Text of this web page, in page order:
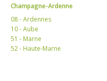
Champagne-Ardenne
08 - Ardennes
10 - Aube
51 - Marne
52 - Haute-Marne